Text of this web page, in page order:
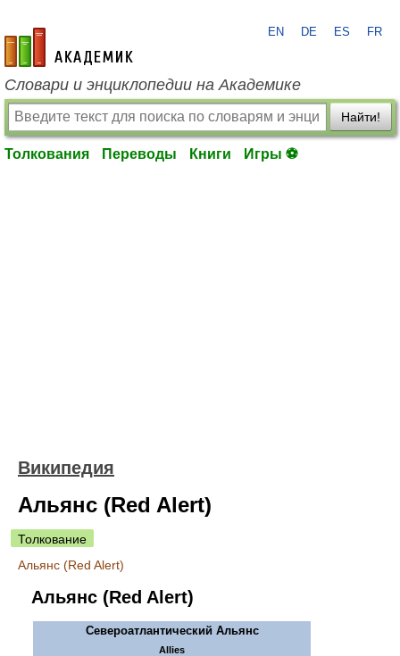
academic.ru
EN DE ES FR
Словари и энциклопедии на Академике
Найти!
Толкования Переводы Книги Игры ⚽
Википедия
Альянс (Red Alert)
Толкование
Альянс (Red Alert)
Альянс (Red Alert)
Североатлантический Альянс
Allies